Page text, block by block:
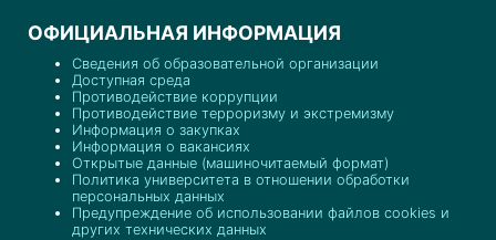
ОФИЦИАЛЬНАЯ ИНФОРМАЦИЯ
Сведения об образовательной организации
Доступная среда
Противодействие коррупции
Противодействие терроризму и экстремизму
Информация о закупках
Информация о вакансиях
Открытые данные (машиночитаемый формат)
Политика университета в отношении обработки
персональных данных
Предупреждение об использовании файлов cookies и
других технических данных